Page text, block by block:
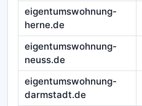
eigentumswohnung-
herne.de
eigentumswohnung-
neuss.de
eigentumswohnung-
darmstadt.de